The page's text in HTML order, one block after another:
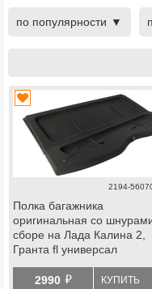
по популярности
2194-
Полка багажника
оригинальная со
сборе на Лада Калина 2,
Гранта fl универсал
2990 й КУПИТЬ